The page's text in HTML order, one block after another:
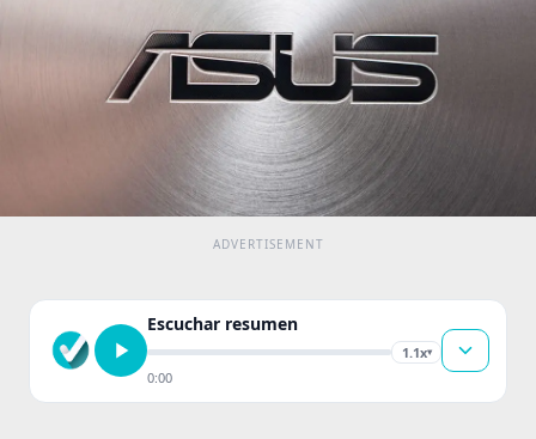
Escuchar resumen
1.1x▾
0:00